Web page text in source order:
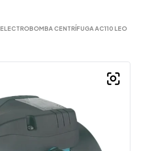
ELECTROBOMBA CENTRÍFUGA AC110 LEO